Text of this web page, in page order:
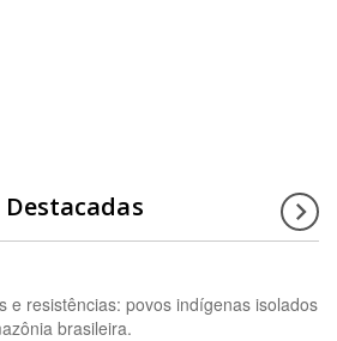
Destacadas
e resistências: povos indígenas isolados
brasileira.